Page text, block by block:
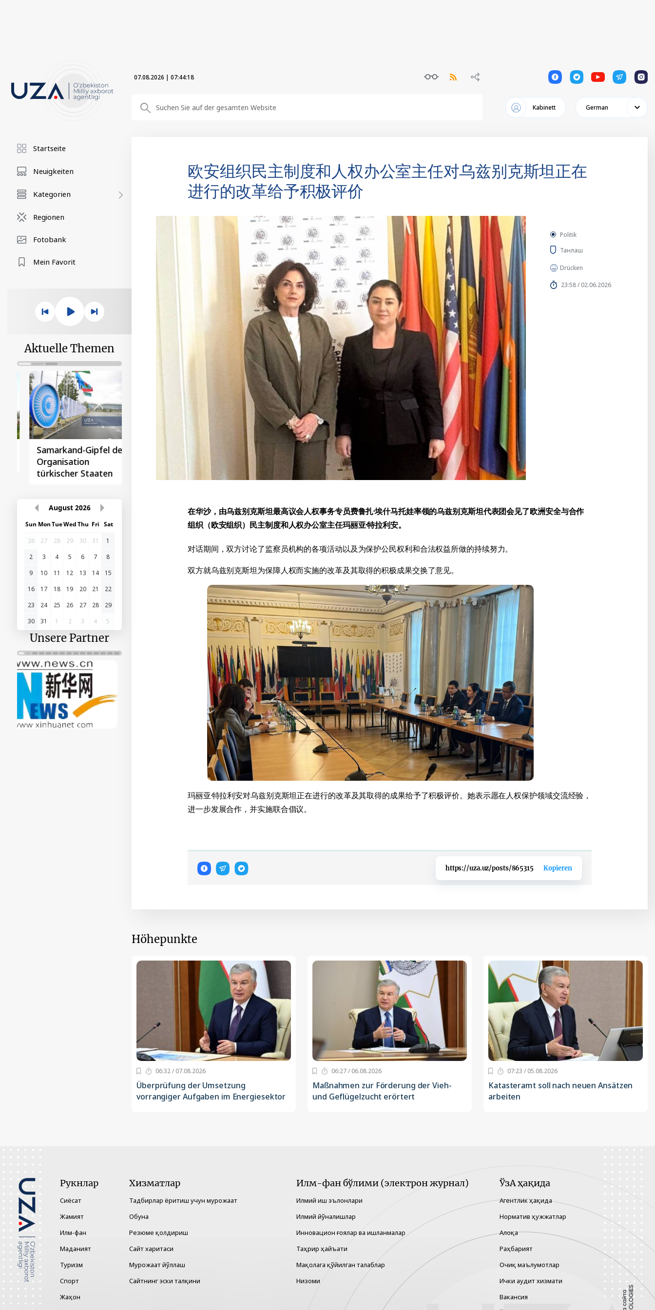
07.08.2026 | 07:44:19 1 1 1 1 1
Kabinett German
Startseite
Neuigkeiten
Kategorien
Regionen
Fotobank
Mein Favorit
Aktuelle Themen
Samarkand-Gipfel der
Organisation
türkischer Staaten
Gipfeltreffen
Zentralasien-China
August 2026
Sun Mon TueWed Thu Fri Sat
26
27 28 29 30 31
1
2
3 4 5 6 7
8
9
10 11 12 13 14
15
16
17 18 19 20 21
22
23
24 25 26 27 28
29
30
31 1 2 3 4 5
Unsere Partner
欧安组织民主制度和人权办公室主任对乌兹别克斯坦正在
进行的改革给予积极评价
Politik
Танлаш
Drücken
23:58 / 02.06.2026
在华沙，由乌兹别克斯坦最高议会人权事务专员费鲁扎·埃什马托娃率领的乌兹别克斯坦代表团会见了欧洲安全与合作
组织（欧安组织）民主制度和人权办公室主任玛丽亚·特拉利安。
对话期间，双方讨论了监察员机构的各项活动以及为保护公民权利和合法权益所做的持续努力。
双方就乌兹别克斯坦为保障人权而实施的改革及其取得的积极成果交换了意见。
玛丽亚·特拉利安对乌兹别克斯坦正在进行的改革及其取得的成果给予了积极评价。她表示愿在人权保护领域交流经验，
进一步发展合作，并实施联合倡议。
https://uza.uz/posts/865315 Kopieren
Höhepunkte
06:32 / 07.08.2026
Überprüfung der Umsetzung
vorrangiger Aufgaben im Energiesektor
06:27 / 06.08.2026
Maßnahmen zur Förderung der Vieh-
und Geflügelzucht erörtert
07:23 / 05.08.2026
Katasteramt soll nach neuen Ansätzen
arbeiten
Рукнлар
Сиёсат
Жамият
Илм-фан
Маданият
Туризм
Спорт
Жаҳон
Хизматлар
Тадбирлар ёритиш учун мурожаат
Обуна
Резюме қолдириш
Сайт харитаси
Мурожаат йўллаш
Сайтнинг эски талқини
Илм-фан бўлими (электрон журнал)
Илмий иш эълонлари
Илмий йўналишлар
Инновацион ғоялар ва ишланмалар
Таҳрир ҳайъати
Мақолага қўйилган талаблар
Низоми
ЎзА ҳақида
Агентлик ҳақида
Норматив ҳужжатлар
Алоқа
Раҳбарият
Очиқ маълумотлар
Ички аудит хизмати
Вакансия